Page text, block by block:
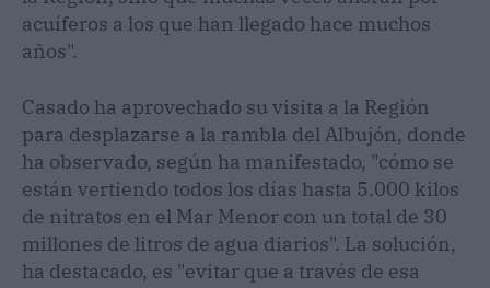
acuíferos a los que han llegado hace muchos
años".
Casado ha aprovechado su visita a la Región
para desplazarse a la rambla del Albujón, donde
ha observado, según ha manifestado, "cómo se
están vertiendo todos los días hasta 5.000 kilos
de nitratos en el Mar Menor con un total de 30
millones de litros de agua diarios". La solución,
ha destacado, es "evitar que a través de esa